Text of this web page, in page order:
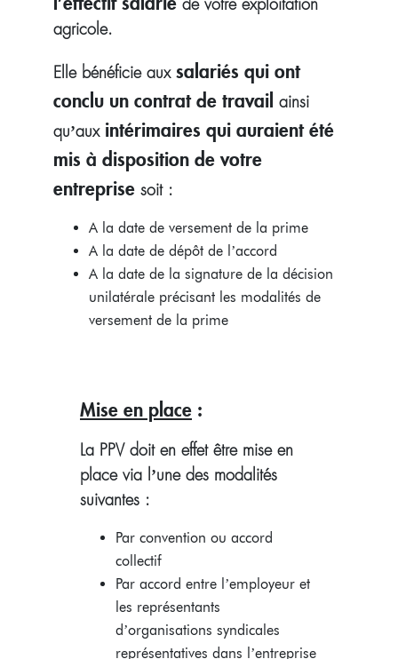
de votre exploitation
agricole.
Elle bénéficie aux salariés qui ont
conclu un contrat de travail ainsi
qu’aux intérimaires qui auraient été
mis à disposition de votre
entreprise soit :
A la date de versement de la prime
A la date de dépôt de l’accord
A la date de la signature de la décision
unilatérale précisant les modalités de
versement de la prime
Mise en place :
La PPV doit en effet être mise en
place via l’une des modalités
suivantes :
Par convention ou accord
collectif
Par accord entre l’employeur et
les représentants
d’organisations syndicales
représentatives dans l’entreprise